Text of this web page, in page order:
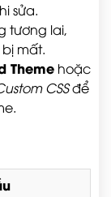
sửa.
tương lai,
mất.
Theme hoặc
CSSđể